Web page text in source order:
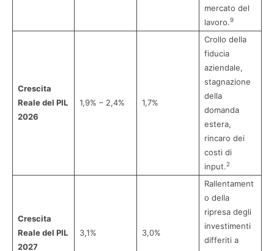
mercato del
lavoro.9
Crescita
Reale del PIL
2026
1,9% – 2,4% 1,7%
Crollo della
fiducia
aziendale,
stagnazione
della
domanda
estera,
rincaro dei
costi di
input.2
Crescita
Reale del PIL
2027
3,1% 3,0%
Rallentament
o della
ripresa degli
investimenti
differiti a